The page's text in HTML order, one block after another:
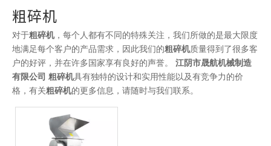
粗碎机
对于粗碎机，每个人都有不同的特殊关注，我们所做的是最大限度
地满足每个客户的产品需求，因此我们的粗碎机质量得到了很多客
户的好评，并在许多国家享有良好的声誉。 江阴市晟航机械制造
有限公司 粗碎机具有独特的设计和实用性能以及有竞争力的价
格，有关粗碎机的更多信息，请随时与我们联系。